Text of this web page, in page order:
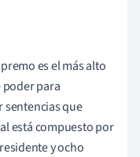
es el más alto
poder para
sentencias que
está compuesto por
y ocho